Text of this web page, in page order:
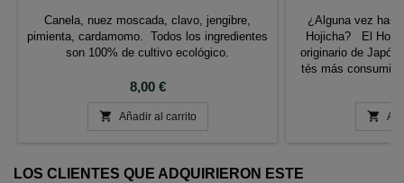
Canela, nuez moscada, clavo, jengibre,
pimienta, cardamomo. Todos los ingredientes
son 100% de cultivo ecológico.
Precio
8,00 €
 Añadir al carrito
¿Alguna vez has
Hojicha? El
originario de
tés más

LOS CLIENTES QUE ADQUIRIERON ESTE